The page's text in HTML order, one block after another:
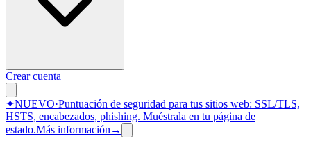
Crear cuenta
✦NUEVO·Puntuación de seguridad para tus sitios web: SSL/TLS,
HSTS, encabezados, phishing. Muéstrala en tu página de
estado.Más información →